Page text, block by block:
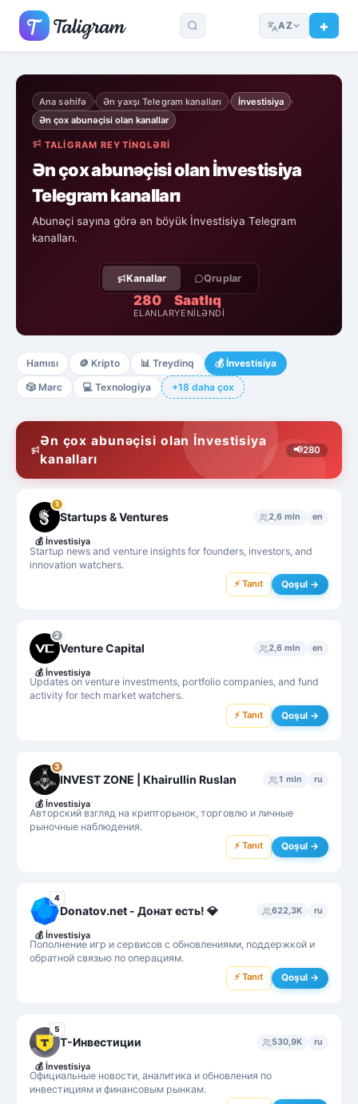
AZ
Ana səhifə › Ən yaxşı Telegram kanalları › İnvestisiya ›
Ən çox abunəçisi olan kanallar
TALIGRAM REYTINQLƏRI
Ən çox abunəçisi olan İnvestisiya
Telegram kanalları
Abunəçi sayına görə ən böyük İnvestisiya Telegram
kanalları.
Kanallar Qruplar
280
ELANLAR
Saatlıq
YENILƏNDI
Hamısı 🪙 Kripto 📊 Treydinq 💰 İnvestisiya
🎲 Mərc 💻 Texnologiya +18 daha çox
Ən çox abunəçisi olan İnvestisiya
kanalları
📢280
1
Startups & Ventures 2,6 mln en
Startup news and venture insights for founders, investors, and
innovation watchers.
💰 İnvestisiya
⚡ Tanıt Qoşul →
2
Venture Capital 2,6 mln en
Updates on venture investments, portfolio companies, and fund
activity for tech market watchers.
💰 İnvestisiya
⚡ Tanıt Qoşul →
3
INVEST ZONE | Khairullin Ruslan 1 mln ru
Авторский взгляд на крипторынок, торговлю и личные
рыночные наблюдения.
💰 İnvestisiya
⚡ Tanıt Qoşul →
4
Donatov.net - Донат есть! 💎 622,3K ru
Пополнение игр и сервисов с обновлениями, поддержкой и
обратной связью по операциям.
💰 İnvestisiya
⚡ Tanıt Qoşul →
5
Т-Инвестиции 530,9K ru
Официальные новости, аналитика и обновления по
инвестициям и финансовым рынкам.
💰 İnvestisiya